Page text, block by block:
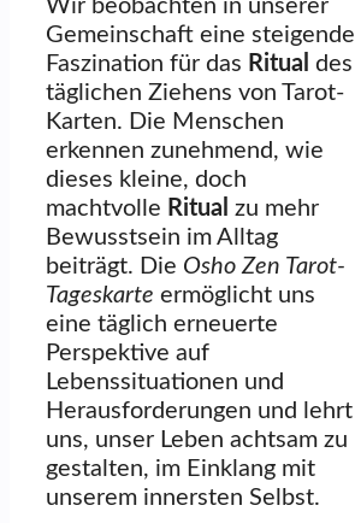
Wir beobachten in unserer
Gemeinschaft eine steigende
Faszination für das Ritual des
täglichen Ziehens von Tarot-
Karten. Die Menschen
erkennen zunehmend, wie
dieses kleine, doch
machtvolle Ritual zu mehr
Bewusstsein im Alltag
beiträgt. Die Osho Zen Tarot-
Tageskarte ermöglicht uns
eine täglich erneuerte
Perspektive auf
Lebenssituationen und
Herausforderungen und lehrt
uns, unser Leben achtsam zu
gestalten, im Einklang mit
unserem innersten Selbst.